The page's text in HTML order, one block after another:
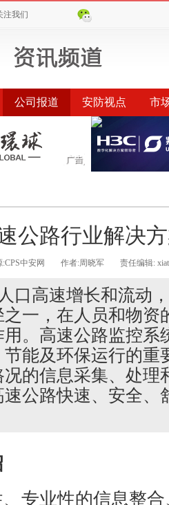
注我们
公司报道 安防视点 市
评选 榜单
公路行业解决
:CPS中安网 作者:周晓军 责任编辑:
口高速增长和流动
一，在人员和物资
。高速公路监控系
能及环保运行的重
的信息采集、处理
公路快速、安全、
业性的信息整合